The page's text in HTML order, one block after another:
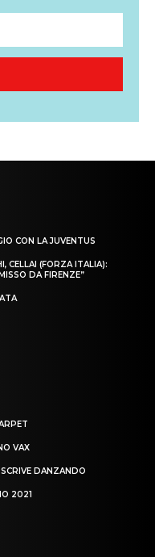
CON LA JUVENTUS
CELLAI (FORZA ITALIA):
DA FIRENZE”
VAX
DANZANDO
2021